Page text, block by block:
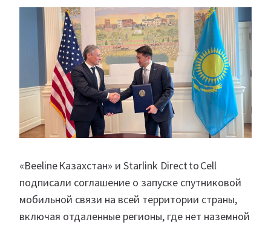
«Beeline Казахстан» и Starlink Direct to Cell
подписали соглашение о запуске спутниковой
мобильной связи на всей территории страны,
включая отдаленные регионы, где нет наземной